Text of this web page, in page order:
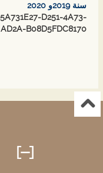
سنة 2019و 2020
D251-4A73-
AD2A-B08D5FDC8170